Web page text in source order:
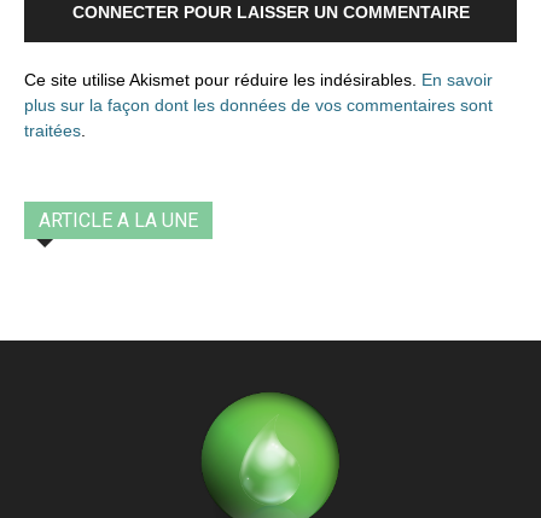
CONNECTER POUR LAISSER UN COMMENTAIRE
Ce site utilise Akismet pour réduire les indésirables. En savoir
plus sur la façon dont les données de vos commentaires sont
traitées
ARTICLE A LA UNE